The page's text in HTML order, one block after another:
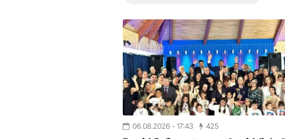
06.08.2026 - 17:43 425